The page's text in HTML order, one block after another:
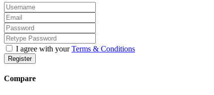
I agree with yourTerms & Conditions
Register
Compare